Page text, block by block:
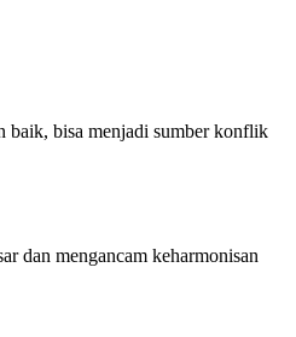
baik, bisa menjadi sumber konflik
dan mengancam keharmonisan